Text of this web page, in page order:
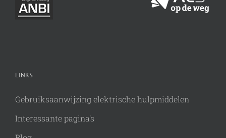
LINKS
Gebruiksaanwijzing elektrische hulpmiddelen
Interessante pagina's